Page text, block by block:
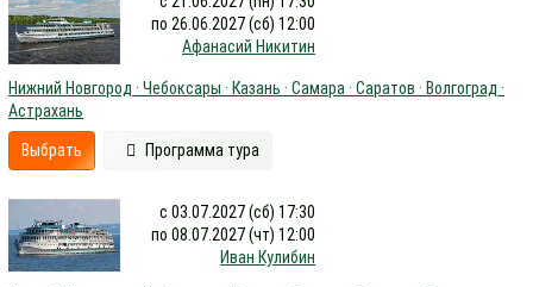
по 26.06.2027 (сб) 12:00
Афанасий Никитин
Нижний Новгород · Чебоксары · Казань · Самара · Саратов · Волгоград ·
Астрахань
Выбрать Программа тура
с 03.07.2027 (сб) 17:30
по 08.07.2027 (чт) 12:00
Иван Кулибин